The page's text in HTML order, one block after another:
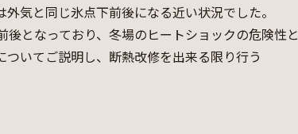
気と同じ氷点下前後になる近い状況でした。
となっており、冬場のヒートショックの危険性と
いてご説明し、断熱改修を出来る限り行う